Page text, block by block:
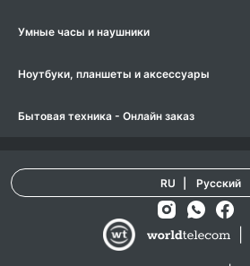
Умные часы и наушники
Ноутбуки, планшеты и аксессуары
Бытовая техника - Онлайн заказ
RU Русский